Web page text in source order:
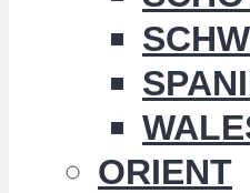
ORIENT